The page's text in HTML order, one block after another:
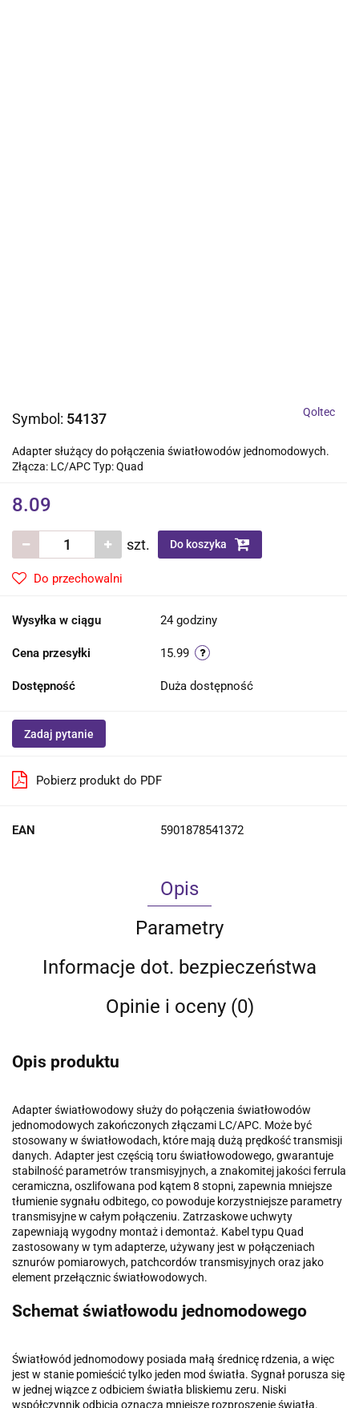
Symbol: 54137 Qoltec
Adapter służący do połączenia światłowodów jednomodowych.
Złącza: LC/APC Typ: Quad
8.09
szt. Do koszyka
Do przechowalni
Wysyłka w ciągu 24 godziny
Cena przesyłki 15.99
Dostępność Duża dostępność
Zadaj pytanie
Pobierz produkt do PDF
EAN 5901878541372
Opis
Parametry
Informacje dot. bezpieczeństwa
Opinie i oceny (0)
Opis produktu
Adapter światłowodowy służy do połączenia światłowodów
jednomodowych zakończonych złączami LC/APC. Może być
stosowany w światłowodach, które mają dużą prędkość transmisji
danych. Adapter jest częścią toru światłowodowego, gwarantuje
stabilność parametrów transmisyjnych, a znakomitej jakości ferrula
ceramiczna, oszlifowana pod kątem 8 stopni, zapewnia mniejsze
tłumienie sygnału odbitego, co powoduje korzystniejsze parametry
transmisyjne w całym połączeniu. Zatrzaskowe uchwyty
zapewniają wygodny montaż i demontaż. Kabel typu Quad
zastosowany w tym adapterze, używany jest w połączeniach
sznurów pomiarowych, patchcordów transmisyjnych oraz jako
element przełącznic światłowodowych.
Schemat światłowodu jednomodowego
Światłowód jednomodowy posiada małą średnicę rdzenia, a więc
jest w stanie pomieścić tylko jeden mod światła. Sygnał porusza się
w jednej wiązce z odbiciem światła bliskiemu zeru. Niski
współczynnik odbicia oznacza mniejsze rozproszenie światła.